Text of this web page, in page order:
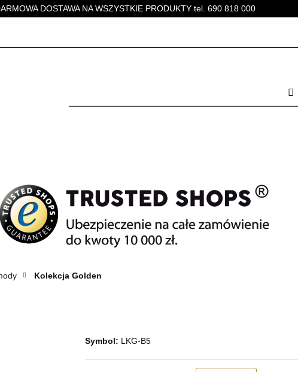
DOSTAWA NA WSZYSTKIE PRODUKTY tel. 690 818 000
MEBLE DĘBOWE STOŁY STOLIKI KAWOWE KRZESŁA
Kolekcja Golden
Symbol: LKG-B5